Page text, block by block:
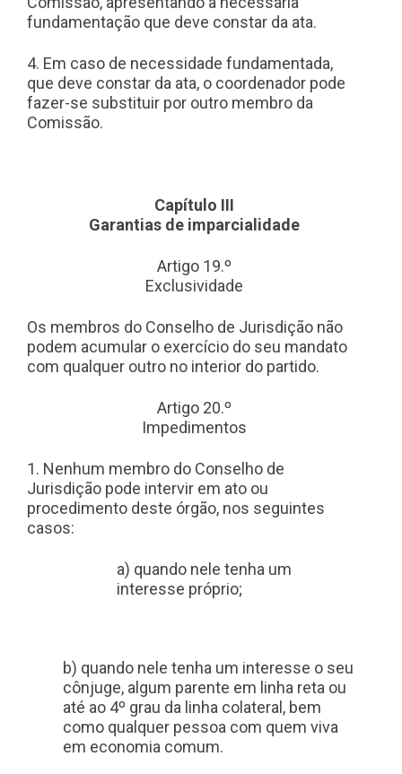
fundamentação que deve constar da ata.
4. Em caso de necessidade fundamentada,
que deve constar da ata, o coordenador pode
fazer-se substituir por outro membro da
Comissão.
Capítulo III
Garantias de imparcialidade
Artigo 19.º
Exclusividade
Os membros do Conselho de Jurisdição não
podem acumular o exercício do seu mandato
com qualquer outro no interior do partido.
Artigo 20.º
Impedimentos
1. Nenhum membro do Conselho de
Jurisdição pode intervir em ato ou
procedimento deste órgão, nos seguintes
casos:
a) quando nele tenha um
interesse próprio;
b) quando nele tenha um interesse o seu
cônjuge, algum parente em linha reta ou
até ao 4º grau da linha colateral, bem
como qualquer pessoa com quem viva
em economia comum.